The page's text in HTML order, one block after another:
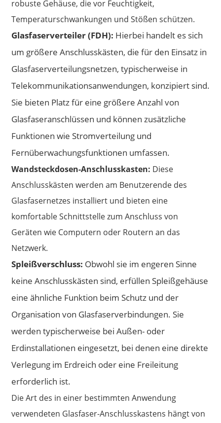
robuste Gehäuse, die vor Feuchtigkeit,
Temperaturschwankungen und Stößen schützen.
Glasfaserverteiler (FDH): Hierbei handelt es sich
um größere Anschlusskästen, die für den Einsatz in
Glasfaserverteilungsnetzen, typischerweise in
Telekommunikationsanwendungen, konzipiert sind.
Sie bieten Platz für eine größere Anzahl von
Glasfaseranschlüssen und können zusätzliche
Funktionen wie Stromverteilung und
Fernüberwachungsfunktionen umfassen.
Wandsteckdosen-Anschlusskasten: Diese
Anschlusskästen werden am Benutzerende des
Glasfasernetzes installiert und bieten eine
komfortable Schnittstelle zum Anschluss von
Geräten wie Computern oder Routern an das
Netzwerk.
Spleißverschluss: Obwohl sie im engeren Sinne
keine Anschlusskästen sind, erfüllen Spleißgehäuse
eine ähnliche Funktion beim Schutz und der
Organisation von Glasfaserverbindungen. Sie
werden typischerweise bei Außen- oder
Erdinstallationen eingesetzt, bei denen eine direkte
Verlegung im Erdreich oder eine Freileitung
erforderlich ist.
Die Art des in einer bestimmten Anwendung
verwendeten Glasfaser-Anschlusskastens hängt von